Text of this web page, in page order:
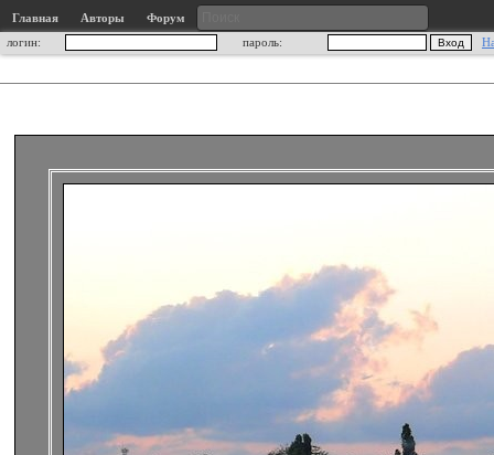
Главная Авторы
Форум
логин:
пароль: